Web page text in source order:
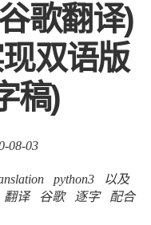
歌翻译)
双语版
稿)
08-03
python3
以及
翻译 谷歌 逐字 配合